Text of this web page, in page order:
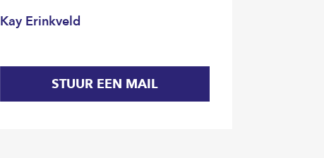
Kay Erinkveld
STUUR EEN MAIL